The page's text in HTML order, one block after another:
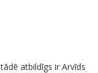
atbildīgs ir Arvīds